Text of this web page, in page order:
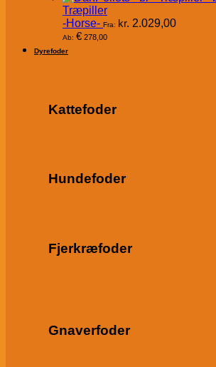
Træpiller
-Horse- Fra: kr. 2.029,00
Ab: € 278,00
Dyrefoder
Kattefoder
Hundefoder
Fjerkræfoder
Gnaverfoder